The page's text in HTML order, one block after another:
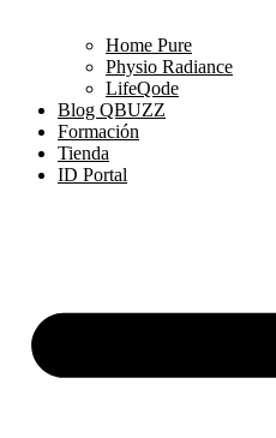
Home Pure
Physio Radiance
LifeQode
Blog QBUZZ
Formación
Tienda
ID Portal